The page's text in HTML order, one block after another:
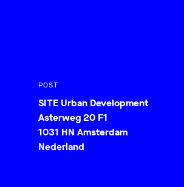
POST
SITE Urban Development
Asterweg 20 F1
1031 HN Amsterdam
Nederland